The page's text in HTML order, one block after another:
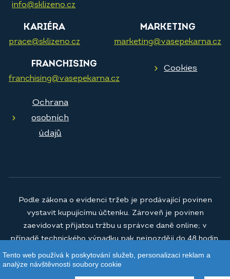
info@sklizeno.cz
KARIÉRA
prace@sklizeno.cz
MARKETING
marketing@vasepekarna.cz
FRANCHISING
franchising@vasepekarna.cz
Cookies
Ochrana
osobních
údajů
© 2026Vaše pekárna a.s.
Podle zákona o evidenci tržeb je prodávající povinen
vystavit kupujícímu účtenku. Zároveň je povinen
zaevidovat přijatou tržbu u správce daně online; v
případě technického výpadku pak nejpozději do 48 hodin.
Tento web používá k poskytování služeb, personalizaci reklam a
analýze návštěvnosti soubory cookie